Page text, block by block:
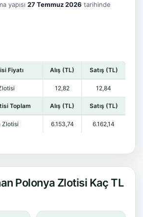
yapısı 27 Temmuz 2026 tarihinde
Fiyatı Alış (TL) Satış (TL)
12,82 12,84
Toplam Alış (TL) Satış (TL)
Zlotisi 6.153,74 6.162,14
Polonya Zlotisi Kaç TL